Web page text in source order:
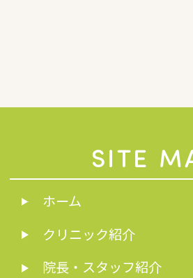
SITE
ホーム
クリニック紹介
院長・スタッフ紹介